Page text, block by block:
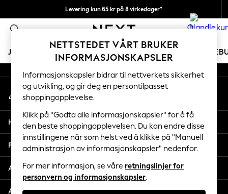
Levering kun 65 kr på 8 virkedager*
Vi betaler alle tollavgifter 0
JENTER GUTTER BABY KVINNER MENN
GIRLS
New In
50 - 92cm
98 - 110cm
116 - 134cm
140 - 174cm
Trending: Top & Short Sets
Trending: Clogs
Toy Story
THE SET
An error occurred on client
Våre sosiale nettverk
Min konto
Logg inn på kontoen din
Hjelp
Personvern & Juridisk
Avdelinger
Andre tjenester
NETTSTEDET VÅRT BRUKER
INFORMASJONSKAPSLER
Informasjonskapsler bidrar til nettverkets sikkerhet
og utvikling, og gir deg en persontilpasset
shoppingopplevelse.
Klikk på "Godta alle informasjonskapsler" for å få
den beste shoppingopplevelsen. Du kan endre disse
innstillingene når som helst ved å klikke på "Manuell
administrasjon av informasjonskapsler" nedenfor.
For mer informasjon, se våre retningslinjer for
personvern og informasjonskapsler.